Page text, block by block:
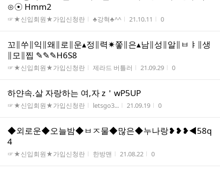
⊙☉ Hmm2
게시판명
☞★신입회원★가입신청란 작성자
♣강혁♣^^ 작성시간
21.10.11 조회수
0
꼬∥쑤∥익∥왜∥로∥운▴정∥력✷쫗∥은▴남∥성∥알∥ㅂㅑ∥생
∥모∥찝 ✎✎✎H6S8
게시판명
☞★신입회원★가입신청란 작성자
제라드 버틀러 작성시간
21.09.29 조회수
0
하얀속.살 자랑하는 여,자 z＇wP5UP
게시판명
☞★신입회원★가입신청란 작성자
letsgo3... 작성시간
21.09.19 조회수
0
◆외로운◆오늘밤◆ㅂㅈ물◆많은◆누나랑❥❥❥◄58q
4
게시판명
☞★신입회원★가입신청란 작성자
한방맨 작성시간
21.08.22 조회수
0